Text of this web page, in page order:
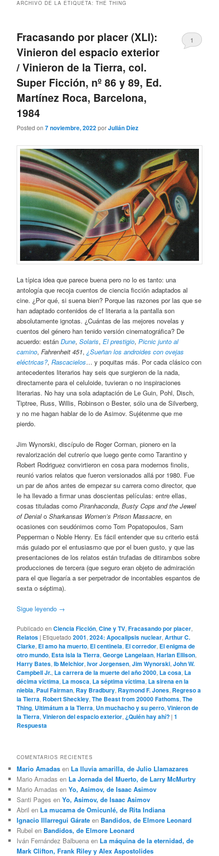
ARCHIVO DE LA ETIQUETA:THE THING
Fracasando por placer (XLI):
Vinieron del espacio exterior
/ Vinieron de la Tierra, col.
Super Ficción, nº 86 y 89, Ed.
Martínez Roca, Barcelona,
1984
Posted on7 noviembre, 2022porJulián Díez
1
La típica idea que parece buena pero no lo es tanto: una
antología que recoja cuentos de ciencia ficción adaptados al
cine. ¿Por qué, si suena bien? Porque las razones por las que se
han adaptado contenidos de cf literaria a la pantalla son
absolutamente ignotas. ¿Cuántas de las mejores novelas y
cuentos del género han tenido versión cinematográfica? De
acuerdo: estánDune,Solaris,El prestigio,Picnic junto al
camino,Fahrenheit 451,¿Sueñan los androides con ovejas
eléctricas?,Rascacielos… y poquitas más. Por cada clásico con
antecedentes literarios hay seis que surgieron de la nada,
directamente para el celuloide, tuvieran o no inspiraciones
literarias. No hay una sola adaptación de Le Guin, Pohl, Disch,
Tiptree, Russ, Willis, Robinson o Bester, sólo una de Silverberg,
y no me hagan hablar de lo de Asimov. Sujétenme que me
pierdo.
Jim Wynorski, discípulo de Roger Corman, pionero en la
revalorización del cutrerío que luego gente como Tarantino y
Robert Rodriguez convirtieron en cosa para modernos finolis,
reunió varios relatos que fueron versionados allá por 1980. Fue
un par de años antes de empezar su carrera como director, que
le ha llevado a firmar unas doscientas películas: entre ellas,
cosas tituladas comoPiranhaconda,Busty Cops and the Jewel
of DenialoSharkansas Women’s Prison Massacre, en
ocasiones con seudónimos como Tom Popatopoulos, Sam
Pepperman o Noble Henry. Es fácil entender que su criterio está
más guiado por el entusiasmo que por el buen gusto, y que las
presentaciones de los relatos están trufadas de ditirambos sobre
producciones de tercera (que seguro eran objeto de admiración
para el que llegaría a ser perpetrador de incontables espantos de
sexta o séptima).
Sigue leyendo →
Publicado en Ciencia Ficción,Cine y TV,Fracasando por placer,
Relatos | Etiquetado 2001,2024: Apocalipsis nuclear,Arthur C.
Clarke, El amo ha muerto, El centinela, El corredor, El enigma de
otro mundo, Esta isla la Tierra,George Langelaan,Harlan Ellison,
Harry Bates,Ib Melchior,Ivor Jorgensen,Jim Wynorski,John W.
Campbell Jr., La carrera de la muerte del año 2000, La cosa, La
décima víctima, La mosca, La séptima víctima, La sirena en la
niebla, Paul Fairman, Ray Bradbury, Raymond F. Jones, Regreso a
la Tierra, Robert Sheckley,The Beast from 20000 Fathoms,The
Thing, Ultimátum a la Tierra, Un muchacho y su perro,Vinieron de
la Tierra,Vinieron del espacio exterior, ¿Quién hay ahí? |1
Respuesta
COMENTARIOS RECIENTES
Mario Amadas en La lluvia amarilla, de Julio Llamazares
Mario Amadas en La Jornada del Muerto, de Larry McMurtry
Mario Amadas enYo, Asimov, de Isaac Asimov
Santi Pages enYo, Asimov, de Isaac Asimov
Abril en La mucama de Omicunlé, de Rita Indiana
Ignacio Illarregui Gárate en Bandidos, de Elmore Leonard
Rubel en Bandidos, de Elmore Leonard
Iván Fernández Balbuena en La máquina de la eternidad, de
Mark Clifton, Frank Riley y Alex Aspostolides